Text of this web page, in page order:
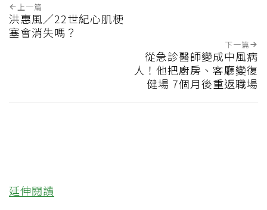
上一篇
洪惠風／22世紀心肌梗
塞會消失嗎？
下一篇
從急診醫師變成中風病
人！他把廚房、客廳變復
健場 7個月後重返職場
延伸閱讀